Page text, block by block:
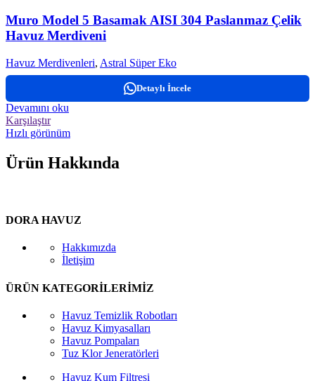
Muro Model 5 Basamak AISI 304 Paslanmaz Çelik
Havuz Merdiveni
Havuz Merdivenleri, Astral Süper Eko
Detaylı İncele
Devamını oku
Karşılaştır
Hızlı görünüm
Ürün Hakkında
DORA HAVUZ
Hakkımızda
İletişim
ÜRÜN KATEGORİLERİMİZ
Havuz Temizlik Robotları
Havuz Kimyasalları
Havuz Pompaları
Tuz Klor Jeneratörleri
Havuz Kum Filtresi